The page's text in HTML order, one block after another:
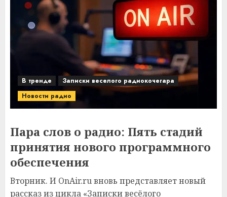
В тренде
Записки веселого радиокочегара
Новости радио
Пара слов о радио: Пять стадий
принятия нового программного
обеспечения
Вторник. И OnAir.ru вновь представляет новый
рассказ из цикла «Записки весёлого